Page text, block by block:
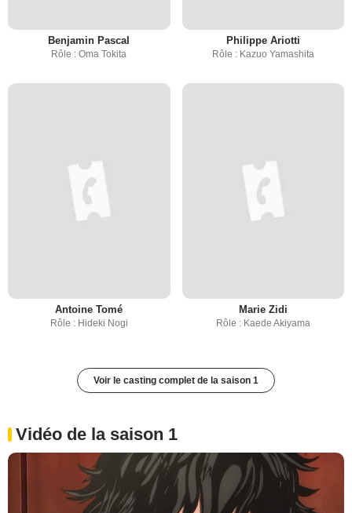
Benjamin Pascal
Rôle : Oma Tokita
Philippe Ariotti
Rôle : Kazuo Yamashita
Antoine Tomé
Rôle : Hideki Nogi
Marie Zidi
Rôle : Kaede Akiyama
Voir le casting complet de la saison 1
Vidéo de la saison 1